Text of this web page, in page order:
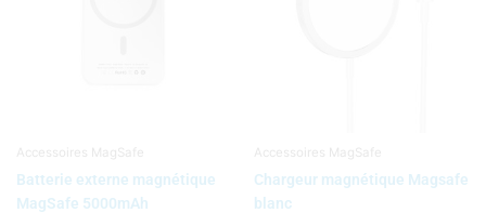
Accessoires MagSafe
Batterie externe magnétique
MagSafe 5000mAh
Accessoires MagSafe
Chargeur magnétique Magsafe
blanc